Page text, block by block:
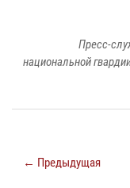
Пресс-
национальной
← Предыдущая